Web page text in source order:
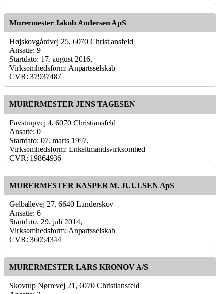
Murermester Jakob Andersen ApS
Højskovgårdvej 25, 6070 Christiansfeld
Ansatte: 9
Startdato: 17. august 2016,
Virksomhedsform: Anpartsselskab
CVR: 37937487
MURERMESTER JENS TAGESEN
Favstrupvej 4, 6070 Christiansfeld
Ansatte: 0
Startdato: 07. marts 1997,
Virksomhedsform: Enkeltmandsvirksomhed
CVR: 19864936
MURERMESTER KASPER M. JUULSEN ApS
Gelballevej 27, 6640 Lunderskov
Ansatte: 6
Startdato: 29. juli 2014,
Virksomhedsform: Anpartsselskab
CVR: 36054344
MURERMESTER LARS KRONOV A/S
Skovrup Nørrevej 21, 6070 Christiansfeld